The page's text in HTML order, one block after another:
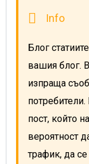
Блог
вашия блог.
изпраща
потребители.
пост, който
вероятност
трафик, да